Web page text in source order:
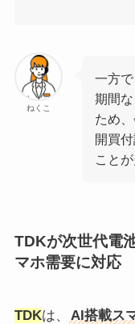
ねくこ
一方
期間
ため
開買
こと
TDKが次世代電
マホ需要に対応
TDKは、
AI搭載ス